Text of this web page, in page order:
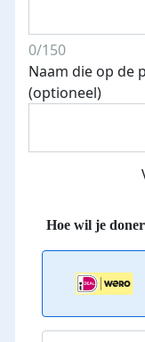
E-
Bij 500 euro
je je speciale
0/150
Naam die op de
(optioneel)